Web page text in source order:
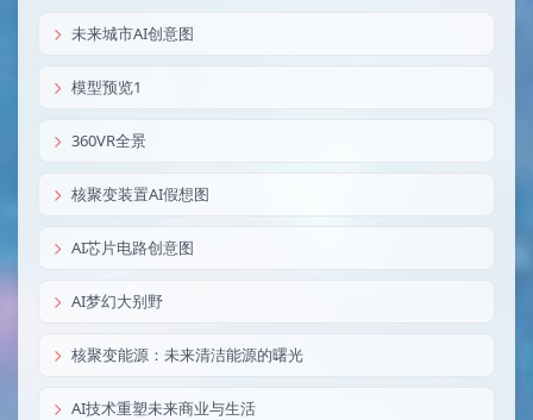
未来城市AI创意图
模型预览1
360VR全景
核聚变装置AI假想图
AI芯片电路创意图
AI梦幻大别野
核聚变能源：未来清洁能源的曙光
AI技术重塑未来商业与生活